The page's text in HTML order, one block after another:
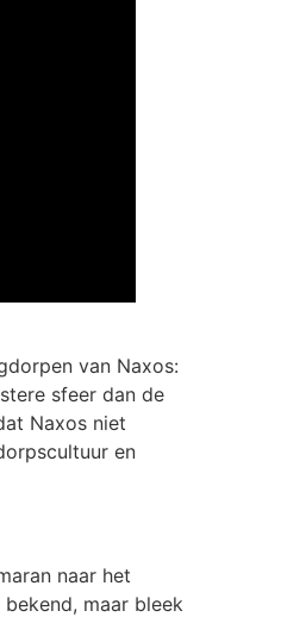
van Naxos:
sfeer dan de
Naxos niet
en
naar het
maar bleek